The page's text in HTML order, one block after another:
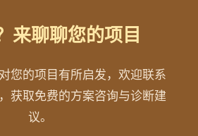
来聊聊您的项目
您的项目有所启发，欢迎联系
获取免费的方案咨询与诊断建
议。